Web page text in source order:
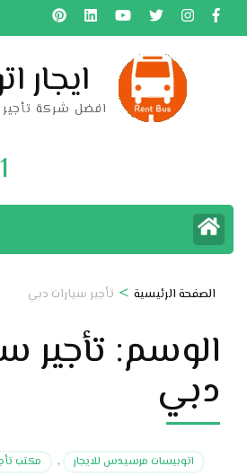
تخطى
إلى
ايجار
افضل شركة
الصفحة الرئيسية > تأجير سيارات دبي
الوسم: تأجير
دبي
اتوبيسات مرسيدس للايجار , مكتب